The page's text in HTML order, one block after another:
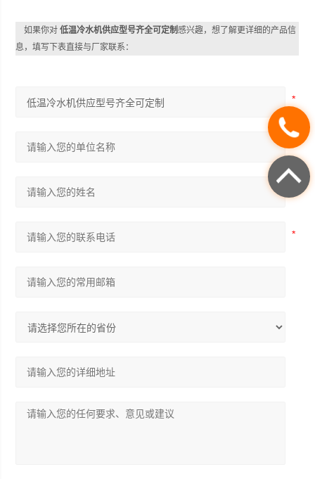
如果你对低温冷水机供应型号齐全可定制感兴趣，想了解更详细的产品信
息，填写下表直接与厂家联系：